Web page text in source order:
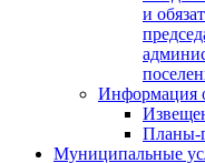
и
Информация
Планы-
Муниципальные